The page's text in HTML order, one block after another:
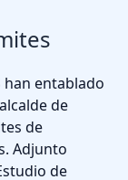
han entablado
de
de
Adjunto
de